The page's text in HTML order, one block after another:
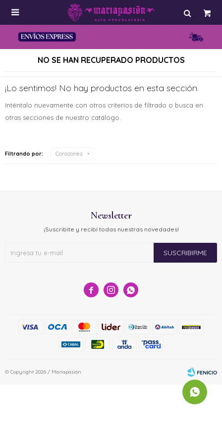

NO SE HAN RECUPERADO PRODUCTOS
¡Lo sentimos! No hay productos en esta sección.
Inténtalo nuevamente con otros criterios de filtrado o busca en
otras secciones de nuestro catálogo.
Filtrando por: Corazones
  
Newsletter
¡Suscribite y recibí todas nuestras novedades!
SUSCRIBIRME
© Copyright 2026 / Mariapasión